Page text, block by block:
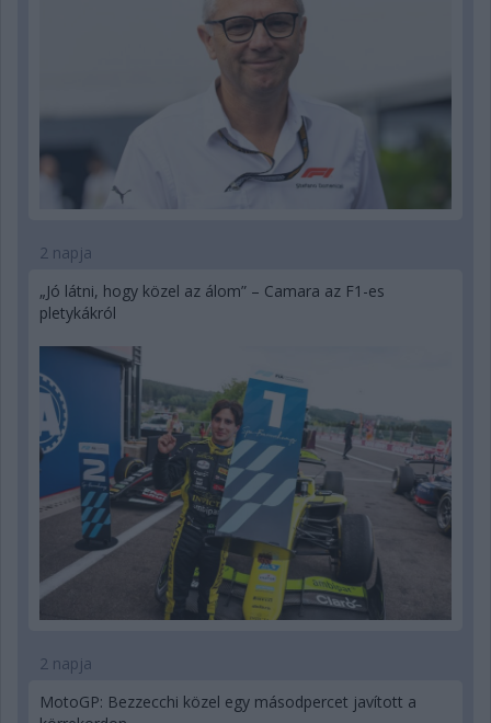
2 napja
„Jó látni, hogy közel az álom” – Camara az F1-es
pletykákról
2 napja
MotoGP: Bezzecchi közel egy másodpercet javított a